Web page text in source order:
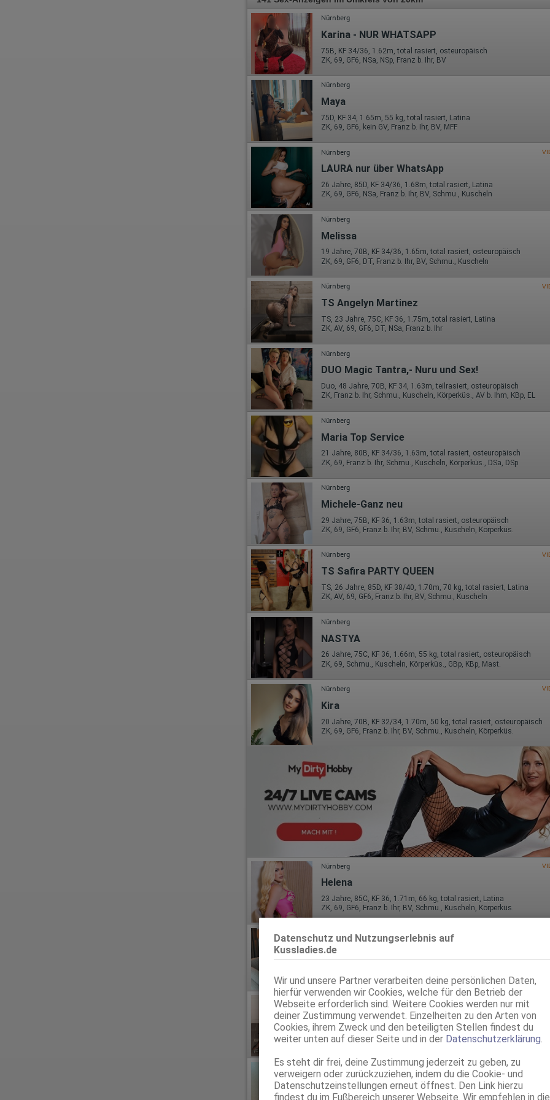
Datenschutz und Nutzungserlebnis auf
Kussladies.de
Wir und unsere Partner verarbeiten deine persönlichen Daten,
hierfür verwenden wir Cookies, welche für den Betrieb der
Webseite erforderlich sind. Weitere Cookies werden nur mit
deiner Zustimmung verwendet. Einzelheiten zu den Arten von
Cookies, ihrem Zweck und den beteiligten Stellen findest du
weiter unten auf dieser Seite und in der Datenschutzerklärung
Es steht dir frei, deine Zustimmung jederzeit zu geben, zu
verweigern oder zurückzuziehen, indem du die Cookie- und
Datenschutzeinstellungen erneut öffnest. Den Link hierzu
findest du im Fußbereich unserer Webseite. Wir empfehlen in die
Nürnberg
Karina - NUR WHATSAPP
75B, KF 34/36, 1.62m, total rasiert, osteuropäisch
ZK, 69, GF6, NSa, NSp, Franz b. Ihr, BV
Nürnberg
Maya
75D, KF 34, 1.65m, 55 kg, total rasiert, Latina
ZK, 69, GF6, kein GV, Franz b. Ihr, BV, MFF
Nürnberg
LAURA nur über WhatsApp
26 Jahre, 85D, KF 34/36, 1.68m, total rasiert, Latina
ZK, 69, GF6, NSa, Franz b. Ihr, BV, Schmu., Kuscheln
Nürnberg
Melissa
19 Jahre, 70B, KF 34/36, 1.65m, total rasiert, osteuropäisch
ZK, 69, GF6, DT, Franz b. Ihr, BV, Schmu., Kuscheln
Nürnberg
TS Angelyn Martinez
TS, 23 Jahre, 75C, KF 36, 1.75m, total rasiert, Latina
ZK, AV, 69, GF6, DT, NSa, Franz b. Ihr
Nürnberg
DUO Magic Tantra,- Nuru und Sex!
Duo, 48 Jahre, 70B, KF 34, 1.63m, teilrasiert, osteuropäisch
ZK, Franz b. Ihr, Schmu., Kuscheln, Körperküs., AV b. Ihm, KBp, EL
Nürnberg
Maria Top Service
21 Jahre, 80B, KF 34/36, 1.63m, total rasiert, osteuropäisch
ZK, 69, Franz b. Ihr, Schmu., Kuscheln, Körperküs., DSa, DSp
Nürnberg
Michele-Ganz neu
29 Jahre, 75B, KF 36, 1.63m, total rasiert, osteuropäisch
ZK, 69, GF6, Franz b. Ihr, BV, Schmu., Kuscheln, Körperküs.
Nürnberg
TS Safira PARTY QUEEN
TS, 26 Jahre, 85D, KF 38/40, 1.70m, 70 kg, total rasiert, Latina
ZK, AV, 69, GF6, Franz b. Ihr, BV, Schmu., Kuscheln
Nürnberg
NASTYA
26 Jahre, 75C, KF 36, 1.66m, 55 kg, total rasiert, osteuropäisch
ZK, 69, Schmu., Kuscheln, Körperküs., GBp, KBp, Mast.
Nürnberg
Kira
20 Jahre, 70B, KF 32/34, 1.70m, 50 kg, total rasiert, osteuropäisch
ZK, 69, GF6, Franz b. Ihr, BV, Schmu., Kuscheln, Körperküs.
Nürnberg
Helena
23 Jahre, 85C, KF 36, 1.71m, 66 kg, total rasiert, Latina
ZK, 69, GF6, Franz b. Ihr, BV, Schmu., Kuscheln, Körperküs.
Nürnberg
TS Kiara Bevin - Sensorial Experience
ZK, AV, 69, GF6, Franz b. Ihr, BV, Schmu., Kuscheln
Nürnberg
ANITA SQ+AV+DT
37 Jahre, 90E(DD), KF 44, 1.68m, total rasiert, osteuropäisch
ZK, AV, 69, GF6, DT, NSa, dominant
Nürnberg
Susi